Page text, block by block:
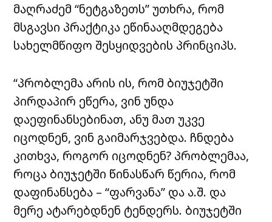
მაღრაძემ “ნეტგაზეთს” უთხრა, რომ
მსგავსი პრაქტიკა ეწინააღმდეგება
სახელმწიფო შესყიდვების პრინციპს.
“პრობლემა არის ის, რომ ბიუჯეტში
პირდაპირ ეწერა, ვინ უნდა
დაეფინანსებინათ, ანუ მათ უკვე
იცოდნენ, ვინ გაიმარჯვებდა. ჩნდება
კითხვა, როგორ იცოდნენ? პრობლემაა,
როცა ბიუჯეტში წინასწარ წერია, რომ
დაფინანსება – “ფარვანა” და ა.შ. და
მერე ატარებდნენ ტენდერს. ბიუჯეტში